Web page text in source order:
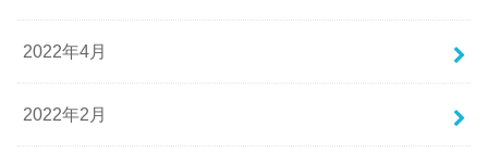
2022年4月
2022年2月